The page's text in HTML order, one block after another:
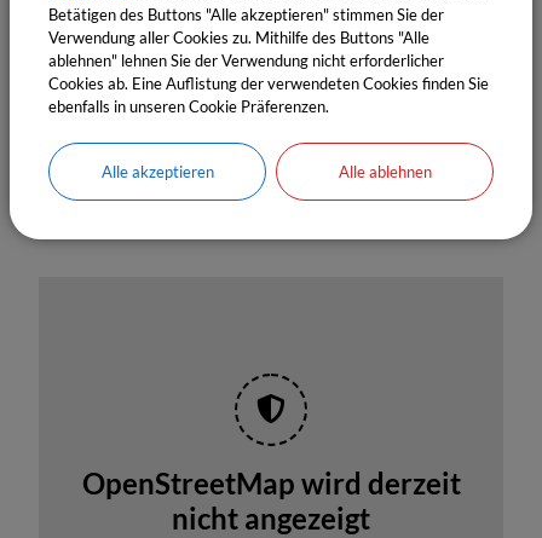
Weitere Informationen sind hier zu finden:
https://wuerzburgernorden.de/sommerspiele/
Termine
OpenStreetMap wird derzeit
nicht angezeigt
Betätigen des Buttons "Alle akzeptieren" stimmen Sie der
Verwendung aller Cookies zu. Mithilfe des Buttons "Alle
ablehnen" lehnen Sie der Verwendung nicht erforderlicher
Cookies ab. Eine Auflistung der verwendeten Cookies finden Sie
ebenfalls in unseren Cookie Präferenzen.
Alle akzeptieren Alle ablehnen